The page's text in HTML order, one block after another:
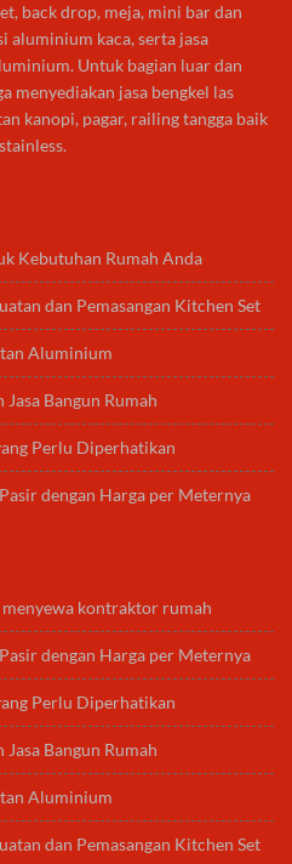
back drop, meja, mini bar dan
aluminium kaca, serta jasa
Untuk bagian luar dan
menyediakan jasa bengkel las
kanopi, pagar, railing tangga baik
Kebutuhan Rumah Anda
dan Pemasangan Kitchen Set
Aluminium
Bangun Rumah
Perlu Diperhatikan
dengan Harga per Meternya
kontraktor rumah
dengan Harga per Meternya
Perlu Diperhatikan
Bangun Rumah
Aluminium
dan Pemasangan Kitchen Set